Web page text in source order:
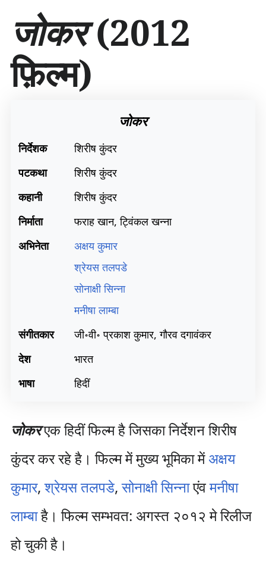
ग्री
र
जा
एँ
जोकर(2012
फ़िल्म)
जोकर
निर्देशक
शिरीष कुंदर
पटकथा
शिरीष कुंदर
कहानी
शिरीष कुंदर
निर्माता
फराह खान, ट्विंकल खन्ना
अभिनेता
अक्षय कुमार
श्रेयस तलपडे
सोनाक्षी सिन्ना
मनीषा लाम्बा
संगीतकार
जी॰वी॰ प्रकाश कुमार, गौरव दगावंकर
देश
भारत
भाषा
हिदीं
जोकरएक हिदीं फिल्म है जिसका निर्देशन शिरीष
कुंदर कर रहे है। फिल्म में मुख्य भूमिका मेंअक्षय
कुमार,श्रेयस तलपडे,सोनाक्षी सिन्नाएंवमनीषा
लाम्बाहै। फिल्म सम्भवत: अगस्त २०१२ मे रिलीज
हो चुकी है।